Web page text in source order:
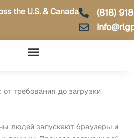
the U.S. & Canada
(818)
от требования до загрузки
людей запускают браузеры и